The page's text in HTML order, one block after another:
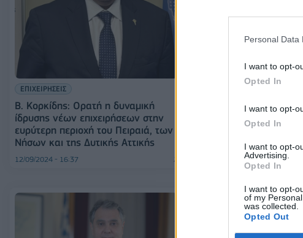
Personal Data
I want to opt-
Opted In
I want to opt-
Opted In
I want to opt-
Advertising.
Opted In
I want to opt-
of my
was collected.
Opted Out
ΕΠΙΧΕΙΡΗΣΕΙΣ
Β. Κορκίδης: Ορατή η δυναμική
ίδρυσης νέων επιχειρήσεων στην
ευρύτερη περιοχή του Πειραιά, των
Νήσων και της Δυτικής Αττικής
12/09/2024 - 16:37
εκπτώσεων,
καταναλωτών
26/08/2024 - 10:35